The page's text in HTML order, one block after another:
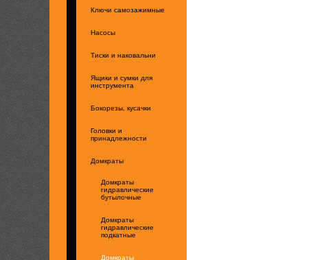
Ключи самозажимные
Насосы
Тиски и наковальни
Ящики и сумки для
инструмента
Бокорезы, кусачки
Головки и
принадлежности
Домкраты
Домкраты
гидравлические
бутылочные
Домкраты
гидравлические
подкатные
Домкраты